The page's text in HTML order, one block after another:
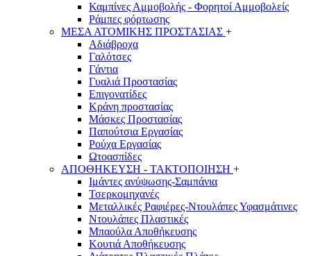
Καμπίνες Αμμοβολής - Φορητοί Αμμοβολείς
Ράμπες φόρτωσης
ΜΕΣΑ ΑΤΟΜΙΚΗΣ ΠΡΟΣΤΑΣΙΑΣ +
Αδιάβροχα
Γαλότσες
Γάντια
Γυαλιά Προστασίας
Επιγονατίδες
Κράνη προστασίας
Μάσκες Προστασίας
Παπούτσια Εργασίας
Ρούχα Εργασίας
Ωτοασπίδες
ΑΠΟΘΗΚΕΥΣΗ - ΤΑΚΤΟΠΟΙΗΣΗ +
Ιμάντες ανύψωσης-Σαμπάνια
Τσερκομηχανές
Μεταλλικές Ραφιέρες-Ντουλάπες Υφασμάτινες
Ντουλάπες Πλαστικές
Μπαούλα Αποθήκευσης
Κουτιά Αποθήκευσης